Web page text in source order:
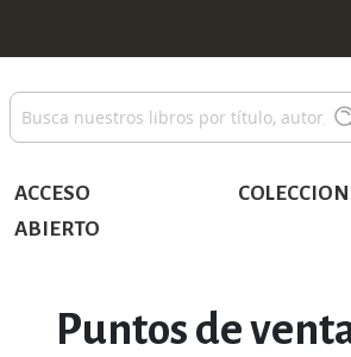
Buscar
ACCESO
ABIERTO
Puntos de